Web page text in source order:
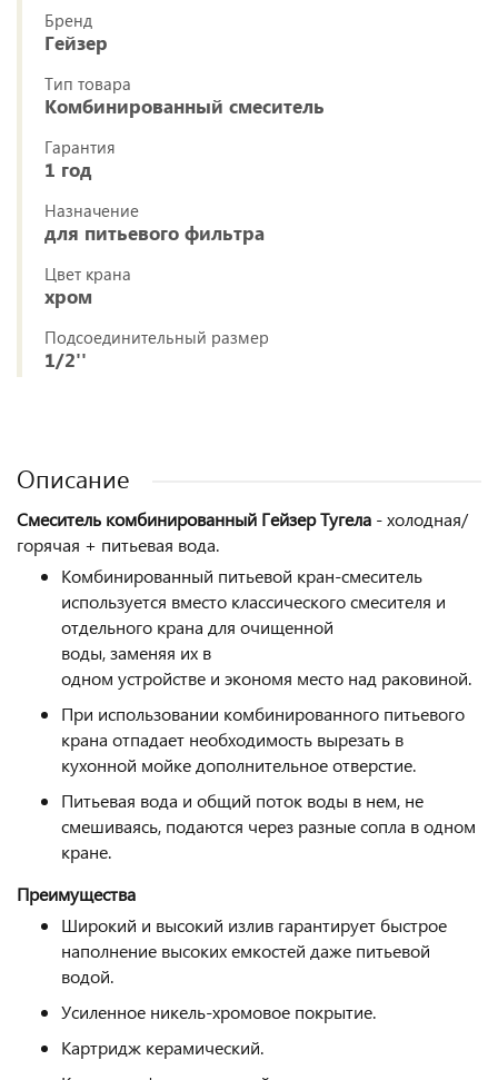
Бренд
Гейзер
Тип товара
Комбинированный смеситель
Гарантия
1 год
Назначение
для питьевого фильтра
Цвет крана
хром
Подсоединительный размер
1/2''
Описание
Смеситель комбинированный ГейзерТугела - холодная/
горячая + питьевая вода.
Комбинированный питьевой кран-смеситель
используется вместо классического смесителя и
отдельного крана для очищенной
воды, заменяя их в
одном устройстве и экономя место над раковиной.
При использовании комбинированного питьевого
крана отпадает необходимость вырезать в
кухонной мойке дополнительное отверстие.
Питьевая вода и общий поток воды в нем, не
смешиваясь, подаются через разные сопла в одном
кране.
Преимущества
Широкий и высокий излив гарантирует быстрое
наполнение высоких емкостей даже питьевой
водой.
Усиленное никель-хромовое покрытие.
Картридж керамический.